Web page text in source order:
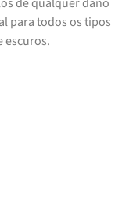
para todos os tipos
escuros.